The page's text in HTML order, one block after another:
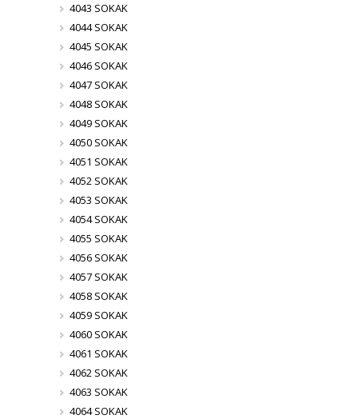
4043 SOKAK
4044 SOKAK
4045 SOKAK
4046 SOKAK
4047 SOKAK
4048 SOKAK
4049 SOKAK
4050 SOKAK
4051 SOKAK
4052 SOKAK
4053 SOKAK
4054 SOKAK
4055 SOKAK
4056 SOKAK
4057 SOKAK
4058 SOKAK
4059 SOKAK
4060 SOKAK
4061 SOKAK
4062 SOKAK
4063 SOKAK
4064 SOKAK